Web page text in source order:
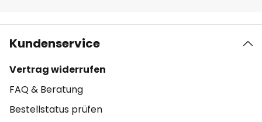
Kundenservice
Vertrag widerrufen
FAQ & Beratung
Bestellstatus prüfen